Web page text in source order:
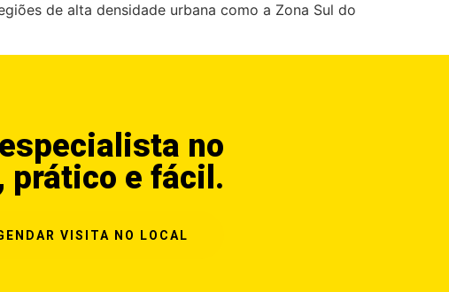
de alta densidade urbana como a Zona Sul do
no
prático e fácil.
VISITA NO LOCAL